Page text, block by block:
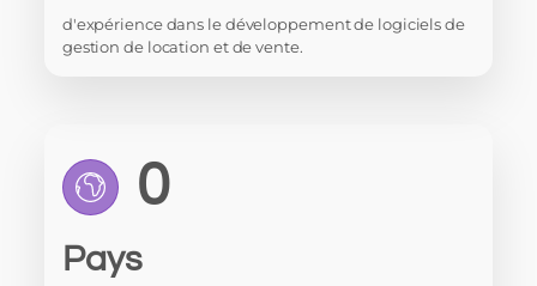
d'expérience dans le développement de logiciels de
gestion de location et de vente.
0
Pays